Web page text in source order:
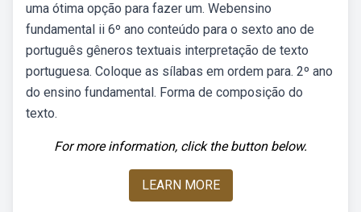
uma ótima opção para fazer um. Webensino
fundamental ii 6º ano conteúdo para o sexto ano de
português gêneros textuais interpretação de texto
portuguesa. Coloque as sílabas em ordem para. 2º ano
do ensino fundamental. Forma de composição do
texto.
For more information, click the button below.
LEARN MORE